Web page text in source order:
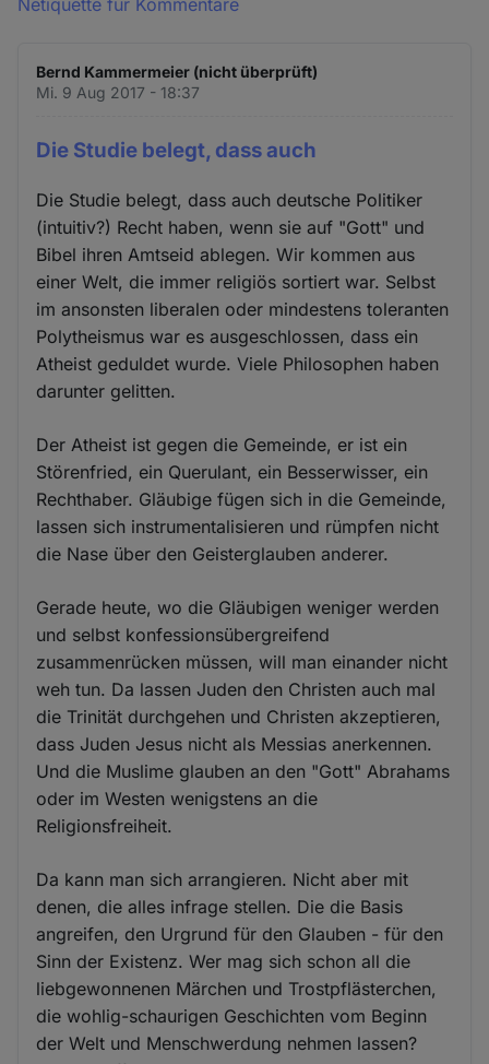
Netiquette für Kommentare
Bernd Kammermeier (nicht überprüft)
Mi. 9 Aug 2017 - 18:37
Die Studie belegt, dass auch
Die Studie belegt, dass auch deutsche Politiker
(intuitiv?) Recht haben, wenn sie auf "Gott" und
Bibel ihren Amtseid ablegen. Wir kommen aus
einer Welt, die immer religiös sortiert war. Selbst
im ansonsten liberalen oder mindestens toleranten
Polytheismus war es ausgeschlossen, dass ein
Atheist geduldet wurde. Viele Philosophen haben
darunter gelitten.
Der Atheist ist gegen die Gemeinde, er ist ein
Störenfried, ein Querulant, ein Besserwisser, ein
Rechthaber. Gläubige fügen sich in die Gemeinde,
lassen sich instrumentalisieren und rümpfen nicht
die Nase über den Geisterglauben anderer.
Gerade heute, wo die Gläubigen weniger werden
und selbst konfessionsübergreifend
zusammenrücken müssen, will man einander nicht
weh tun. Da lassen Juden den Christen auch mal
die Trinität durchgehen und Christen akzeptieren,
dass Juden Jesus nicht als Messias anerkennen.
Und die Muslime glauben an den "Gott" Abrahams
oder im Westen wenigstens an die
Religionsfreiheit.
Da kann man sich arrangieren. Nicht aber mit
denen, die alles infrage stellen. Die die Basis
angreifen, den Urgrund für den Glauben - für den
Sinn der Existenz. Wer mag sich schon all die
liebgewonnenen Märchen und Trostpflästerchen,
die wohlig-schaurigen Geschichten vom Beginn
der Welt und Menschwerdung nehmen lassen?